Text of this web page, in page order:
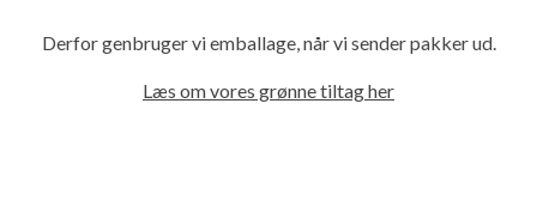
Derfor genbruger vi emballage, når vi sender pakker ud.
Læs om vores grønne tiltag her